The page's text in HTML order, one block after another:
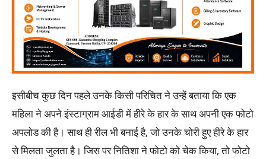
इसीबीच कुछ दिन पहले उनके किसी परिचित ने उन्हें बताया कि एक
महिला ने अपने इंस्टाग्राम आईडी में हीरे के हार के साथ अपनी एक फोटो
अपलोड की है। साथ ही रील भी बनाई है, जो उनके चोरी हुए हीरे के हार
से मिलता जुलता है। जिस पर नितिशा ने फोटो को चेक किया, तो फोटो